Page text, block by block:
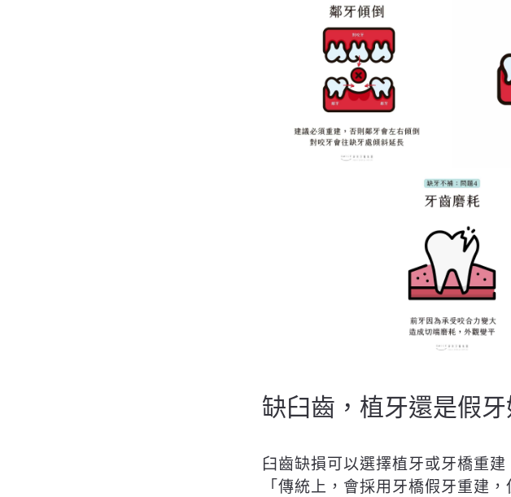
缺臼齒，植牙還是假
臼齒缺損可以選擇植牙或牙橋重
「傳統上，會採用牙橋假牙重建